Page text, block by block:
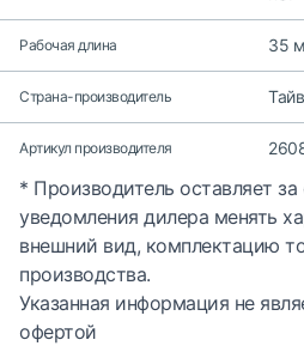
Рабочая длина 35
Страна-производитель
Артикул производителя
* Производитель оставляет
уведомления дилера менять
внешний вид, комплектацию
производства.
Указанная информация не
офертой